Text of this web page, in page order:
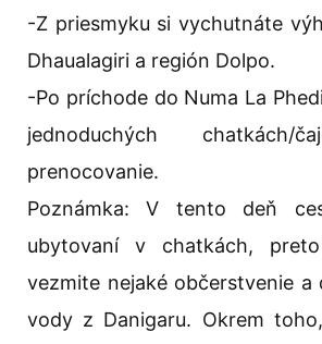
-Z priesmyku si vychutnáte
Dhaualagiri a región Dolpo.
-Po príchode do Numa La
jednoduchých chatkách/
prenocovanie.
Poznámka: V tento deň
ubytovaní v chatkách,
vezmite nejaké občerstvenie
vody z Danigaru. Okrem